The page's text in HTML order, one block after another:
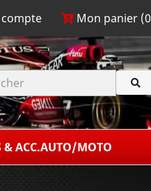
Mon panier (0
& ACC.AUTO/MOTO